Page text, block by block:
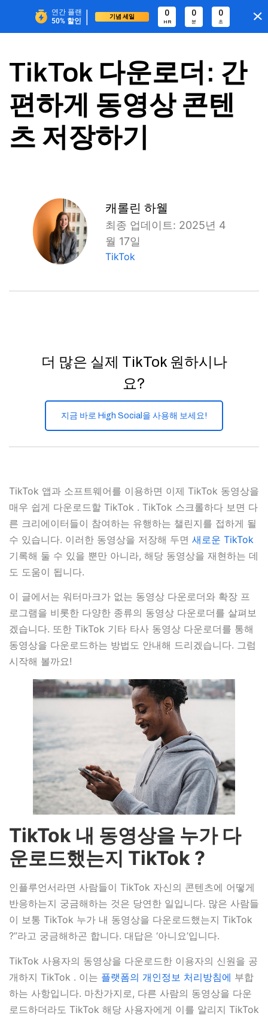
연간 플랜
50% 할인 | 기념 세일 0
HR
0
분
0
초
TikTok 다운로더: 간
편하게 동영상 콘텐
츠 저장하기
캐롤린 하웰
최종 업데이트: 2025년 4
월 17일
TikTok
더 많은 실제 TikTok 원하시나
요?
지금 바로 High Social을 사용해 보세요!
TikTok 앱과 소프트웨어를 이용하면 이제 TikTok 동영상을
매우 쉽게 다운로드할 TikTok . TikTok 스크롤하다 보면 다
른 크리에이터들이 참여하는 유행하는 챌린지를 접하게 될
수 있습니다. 이러한 동영상을 저장해 두면 새로운 TikTok
기록해 둘 수 있을 뿐만 아니라, 해당 동영상을 재현하는 데
도 도움이 됩니다.
이 글에서는 워터마크가 없는 동영상 다운로더와 확장 프
로그램을 비롯한 다양한 종류의 동영상 다운로더를 살펴보
겠습니다. 또한 TikTok 기타 타사 동영상 다운로더를 통해
동영상을 다운로드하는 방법도 안내해 드리겠습니다. 그럼
시작해 볼까요!
TikTok 내 동영상을 누가 다
운로드했는지 TikTok ?
인플루언서라면 사람들이 TikTok 자신의 콘텐츠에 어떻게
반응하는지 궁금해하는 것은 당연한 일입니다. 많은 사람들
이 보통 TikTok 누가 내 동영상을 다운로드했는지 TikTok
?”라고 궁금해하곤 합니다. 대답은 ‘아니요’입니다.
TikTok 사용자의 동영상을 다운로드한 이용자의 신원을 공
개하지 TikTok . 이는 플랫폼의 개인정보 처리방침에 부합
하는 사항입니다. 마찬가지로, 다른 사람의 동영상을 다운
로드하더라도 TikTok 해당 사용자에게 이를 알리지 TikTok